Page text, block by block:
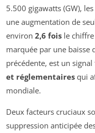
5.500 gigawatts (GW),
une augmentation de
environ 2,6 fois le
marquée par une baisse
précédente, est un
et réglementaires qui
mondiale.
Deux facteurs cruciaux
suppression anticipée